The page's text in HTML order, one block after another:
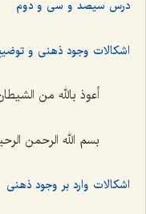
درس سیصد و سی و دوم
اشکالات وجود ذهنی و
أعوذ بالله من
بسم الله الرحمن
اشکالات وارد بر وجود ذهنی